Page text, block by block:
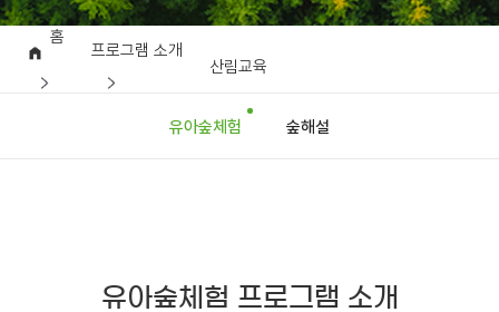
홈
프로그램 소개
산림교육
유아숲체험 숲해설
유아숲체험 프로그램 소개